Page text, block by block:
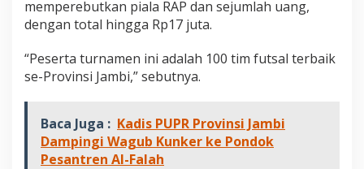
memperebutkan piala RAP dan sejumlah uang,
dengan total hingga Rp17 juta.
“Peserta turnamen ini adalah 100 tim futsal terbaik
se-Provinsi Jambi,” sebutnya.
Baca Juga : Kadis PUPR Provinsi Jambi
Dampingi Wagub Kunker ke Pondok
Pesantren Al-Falah